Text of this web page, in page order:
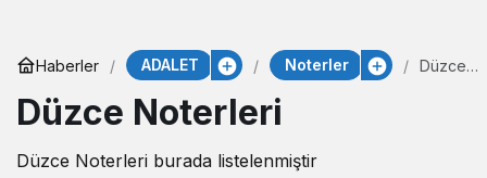
Haberler ADALET Noterler
Düzce
Düzce Noterleri
Düzce Noterleri burada listelenmiştir